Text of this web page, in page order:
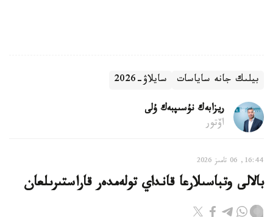
بيلىك جانە ساياسات سايلاۋ-2026
ريزابەك نۇسىپبەك ۇلى
اۆتور
16:44, 06 تامىز 2026
بالالى وتباسىلارعا قانداي تولەمدەر قاراستىرىلعان